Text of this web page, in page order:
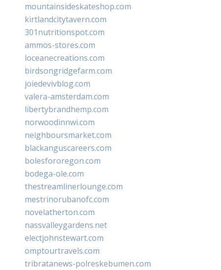
mountainsideskateshop.com
kirtlandcitytavern.com
301nutritionspot.com
ammos-stores.com
loceanecreations.com
birdsongridgefarm.com
joiedevivblog.com
valera-amsterdam.com
libertybrandhemp.com
norwoodinnwi.com
neighboursmarket.com
blackanguscareers.com
bolesfororegon.com
bodega-ole.com
thestreamlinerlounge.com
mestrinorubanofc.com
novelatherton.com
nassvalleygardens.net
electjohnstewart.com
omptourtravels.com
tribratanews-polreskebumen.com